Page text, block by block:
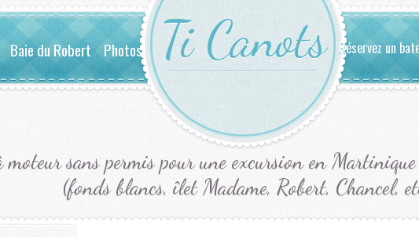
Baie du Robert Photos Ti Canots Réservez un
moteur sans permis pour une excursion en
(fonds blancs, îlet Madame, Robert, Chancel,